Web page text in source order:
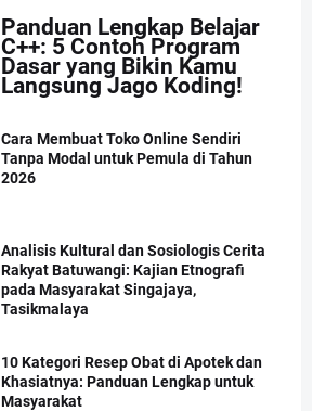
Panduan Lengkap Belajar
C++: 5 Contoh Program
Dasar yang Bikin Kamu
Langsung Jago Koding!
Cara Membuat Toko Online Sendiri
Tanpa Modal untuk Pemula di Tahun
2026
Analisis Kultural dan Sosiologis Cerita
Rakyat Batuwangi: Kajian Etnografi
pada Masyarakat Singajaya,
Tasikmalaya
10 Kategori Resep Obat di Apotek dan
Khasiatnya: Panduan Lengkap untuk
Masyarakat